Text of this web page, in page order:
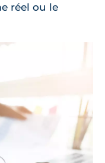
réel ou le